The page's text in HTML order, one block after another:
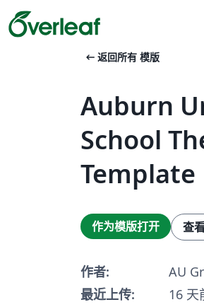
arrow_left_alt 返回所有 模版
Auburn
School
Template
作为模版打开 查
作者:
AU
最近上传:
16 天